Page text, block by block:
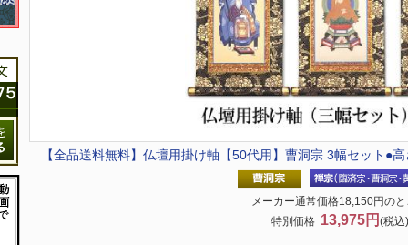
【全品送料無料】 仏壇用掛け軸【50代用】曹洞宗 3幅セット●
メーカー通常価格18,150円の
特別価格 13,975円 (税込)